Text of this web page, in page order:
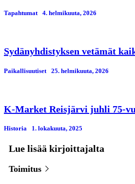
Tapahtumat 4. helmikuuta, 2026
Sydänyhdistyksen vetämät
Paikallisuutiset 25. helmikuuta, 2026
K-Market Reisjärvi juhli 75-
Historia 1. lokakuuta, 2025
Lue lisää kirjoittajalta
Toimitus